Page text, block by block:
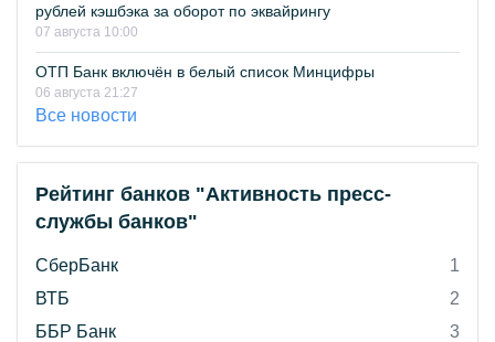
рублей кэшбэка за оборот по эквайрингу
07 августа 10:00
ОТП Банк включён в белый список Минцифры
06 августа 21:27
Все новости
Рейтинг банков "Активность пресс-
службы банков"
СберБанк
1
ВТБ
2
ББР Банк
3